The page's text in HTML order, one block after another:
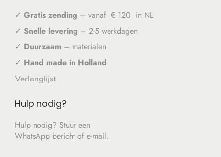
✓ Gratis zending – vanaf € 120 in NL
✓ Snelle levering – 2-5 werkdagen
✓ Duurzaam – materialen
✓ Hand made in Holland
Verlanglijst
Hulp nodig?
Hulp nodig? Stuur een
WhatsApp bericht of e-mail.